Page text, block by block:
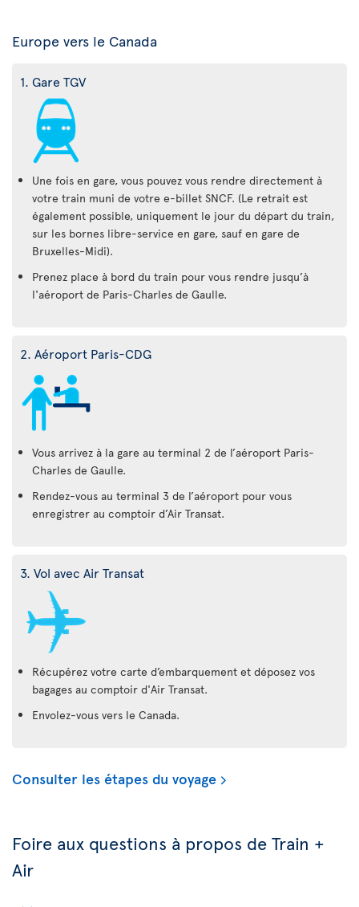
Europe vers le Canada
1. Gare TGV
Une fois en gare, vous pouvez vous rendre directement à
votre train muni de votre e-billet SNCF. (Le retrait est
également possible, uniquement le jour du départ du train,
sur les bornes libre-service en gare, sauf en gare de
Bruxelles-Midi).
Prenez place à bord du train pour vous rendre jusqu’à
l'aéroport de Paris-Charles de Gaulle.
2. Aéroport Paris-CDG
Vous arrivez à la gare au terminal 2 de l’aéroport Paris-
Charles de Gaulle.
Rendez-vous au terminal 3 de l’aéroport pour vous
enregistrer au comptoir d’Air Transat.
3. Vol avec Air Transat
Récupérez votre carte d’embarquement et déposez vos
bagages au comptoir d'Air Transat.
Envolez-vous vers le Canada.
Consulter les étapes du voyage
Foire aux questions à propos de Train +
Air